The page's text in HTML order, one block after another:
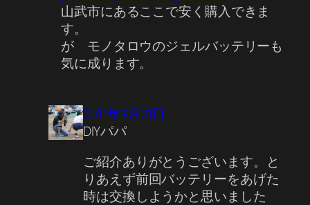
山武市にあるここで安く購入できま
す。
が モノタロウのジェルバッテリーも
気に成ります。
2011年9月21日
DIYパパ
ご紹介ありがとうございます。と
りあえず前回バッテリーをあげた
時は交換しようかと思いました